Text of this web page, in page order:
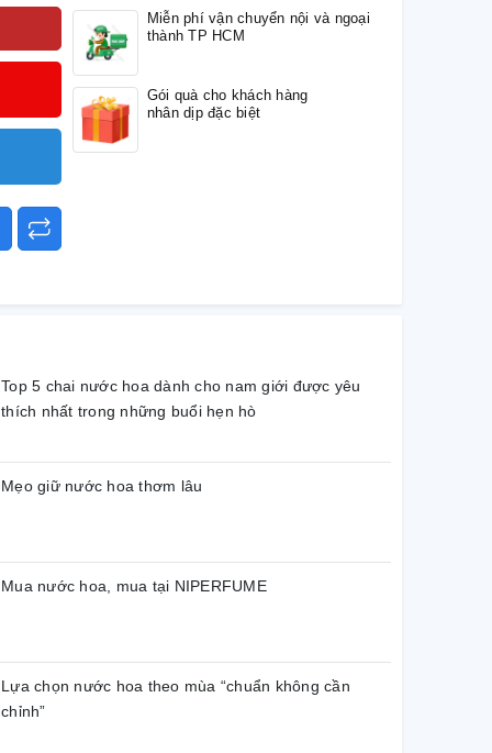
Miễn phí vận chuyển nội và ngoại
thành TP HCM
Gói quà cho khách hàng
nhân dịp đặc biệt
Top 5 chai nước hoa dành cho nam giới được yêu
thích nhất trong những buổi hẹn hò
Mẹo giữ nước hoa thơm lâu
Mua nước hoa, mua tại NIPERFUME
Lựa chọn nước hoa theo mùa “chuẩn không cần
chỉnh”